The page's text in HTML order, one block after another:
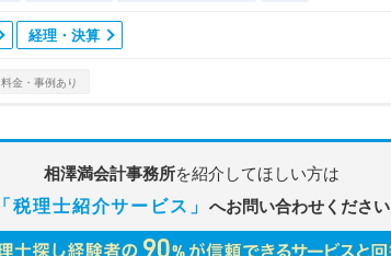
経理・決算
料金・事例あり
相澤満会計事務所を紹介してほしい方は
「税理士紹介サービス」へお問い合わせください